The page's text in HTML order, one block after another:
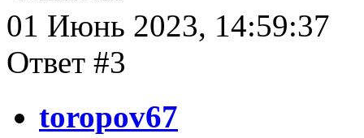
01 Июнь 2023, 14:59:37
Ответ #3
toropov67